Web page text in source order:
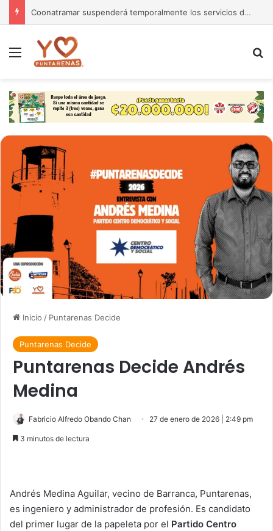
Coonatramar suspenderá temporalmente los servicios del ferry San Lucas II por daños asociados a la sedimentación
Menú
Inicio / Puntarenas Decide
Puntarenas Decide
Puntarenas Decide Andrés
Medina
Fabricio Alfredo Obando Chan 27 de enero de 2026 | 2:49 pm
3 minutos de lectura
Andrés Medina Aguilar, vecino de Barranca, Puntarenas,
es ingeniero y administrador de profesión. Es candidato
del primer lugar de la papeleta por el Partido Centro